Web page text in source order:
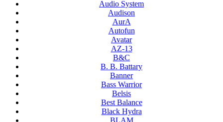
Audio System
Audison
AurA
Autofun
Avatar
AZ-13
B&C
B. B. Battary
Banner
Bass Warrior
Belsis
Best Balance
Black Hydra